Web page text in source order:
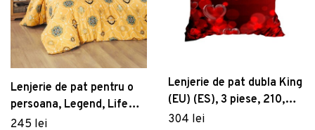
Lenjerie de pat pentru o
persoana, Legend, Life
Style, Bumbac Ranforce
245 lei
Lenjerie de pat dubla King
(EU) (ES), 3 piese, 210,
Pearl Home, Poliester
304 lei